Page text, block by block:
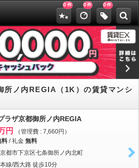
0 件 0件 0件
所ノ内REGIA（1K）の賃貸マンシ
ラザ京都御所ノ内REGIA
円
（管理費 : 7,660円）
料 /礼金 無料
都市下京区七条御所ノ内北町
線/西大路 徒歩10分